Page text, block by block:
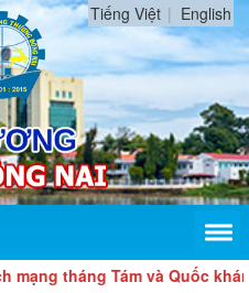
Tiếng Việt English
Tám và Quốc khánh 2/9